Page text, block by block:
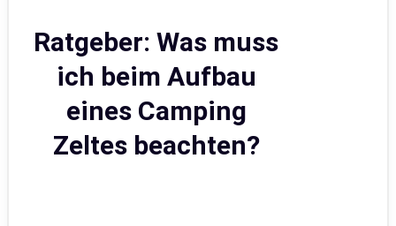
Ratgeber: Was muss
ich beim Aufbau
eines Camping
Zeltes beachten?